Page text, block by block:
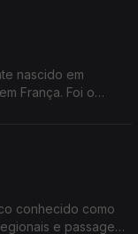
nascido em
França. Foi o
conhecido como
e passagem